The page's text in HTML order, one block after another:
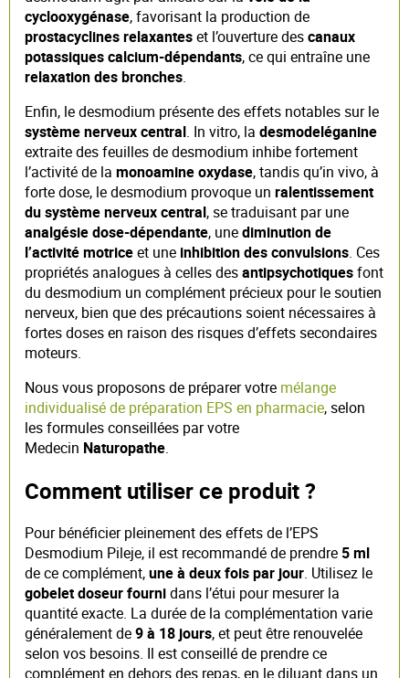
cyclooxygénase, favorisant la production de
prostacyclines relaxanteset l’ouverture descanaux
potassiques calcium-dépendants, ce qui entraîne une
relaxation des bronches.
Enfin, le desmodium présente des effets notables sur le
système nerveux central. In vitro, la desmodeléganine
extraite des feuilles de desmodium inhibe fortement
l’activité de la monoamine oxydase, tandis qu’in vivo, à
forte dose, le desmodium provoque un ralentissement
du système nerveux central, se traduisant par une
analgésie dose-dépendante, unediminution de
l’activité motriceet une inhibition des convulsions. Ces
propriétés analogues à celles desantipsychotiquesfont
du desmodium un complément précieux pour le soutien
nerveux, bien que des précautions soient nécessaires à
fortes doses en raison des risques d’effets secondaires
moteurs.
Nous vous proposons de préparer votre mélange
individualisé de préparation EPS en pharmacie, selon
les formules conseillées par votre
Medecin Naturopathe.
Comment utiliser ce produit ?
Pour bénéficier pleinement des effets de l’EPS
Desmodium Pileje, il est recommandé de prendre 5 ml
de ce complément,une à deux fois par jour. Utilisez le
gobelet doseur fournidans l’étui pour mesurer la
quantité exacte. La durée de la complémentation varie
généralement de9 à 18 jours, et peut être renouvelée
selon vos besoins. Il est conseillé de prendre ce
complément en dehors des repas, en le diluant dans un